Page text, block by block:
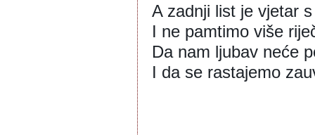
A zadnji list je vjetar
I ne pamtimo više
Da nam ljubav neće
I da se rastajemo